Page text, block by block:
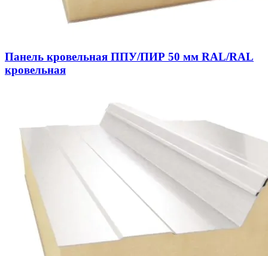
Панель кровельная ППУ/ПИР 50 мм RAL/RAL
кровельная